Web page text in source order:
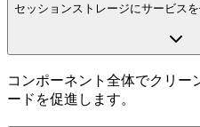
セッションストレージにサービス
コンポーネント全体でクリー
ードを促進します。